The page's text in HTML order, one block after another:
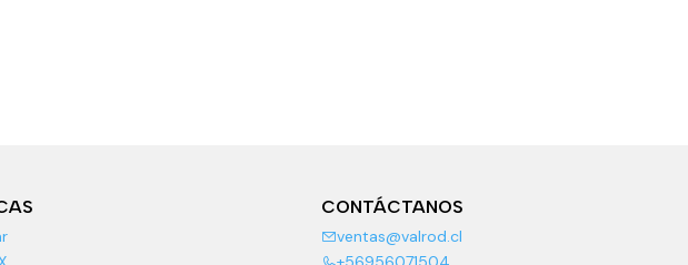
CONTÁCTANOS
ventas@valrod.cl